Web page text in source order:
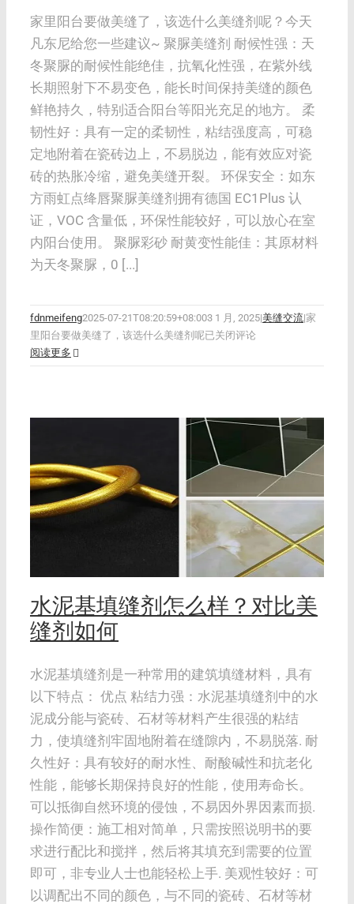
家里阳台要做美缝了，该选什么美缝剂呢？今天
凡东尼给您一些建议~ 聚脲美缝剂 耐候性强：天
冬聚脲的耐候性能绝佳，抗氧化性强，在紫外线
长期照射下不易变色，能长时间保持美缝的颜色
鲜艳持久，特别适合阳台等阳光充足的地方。 柔
韧性好：具有一定的柔韧性，粘结强度高，可稳
定地附着在瓷砖边上，不易脱边，能有效应对瓷
砖的热胀冷缩，避免美缝开裂。 环保安全：如东
方雨虹点绛唇聚脲美缝剂拥有德国 EC1Plus 认
证，VOC 含量低，环保性能较好，可以放心在室
内阳台使用。 聚脲彩砂 耐黄变性能佳：其原材料
为天冬聚脲，0 [...]
fdnmeifeng2025-07-21T08:20:59+08:003 1 月, 2025|美缝交流|家
里阳台要做美缝了，该选什么美缝剂呢已关闭评论
阅读更多
水泥基填缝剂怎么样？对比美
缝剂如何
水泥基填缝剂是一种常用的建筑填缝材料，具有
以下特点： 优点 粘结力强：水泥基填缝剂中的水
泥成分能与瓷砖、石材等材料产生很强的粘结
力，使填缝剂牢固地附着在缝隙内，不易脱落. 耐
久性好：具有较好的耐水性、耐酸碱性和抗老化
性能，能够长期保持良好的性能，使用寿命长。
可以抵御自然环境的侵蚀，不易因外界因素而损.
操作简便：施工相对简单，只需按照说明书的要
求进行配比和搅拌，然后将其填充到需要的位置
即可，非专业人士也能轻松上手. 美观性较好：可
以调配出不同的颜色，与不同的瓷砖、石材等材